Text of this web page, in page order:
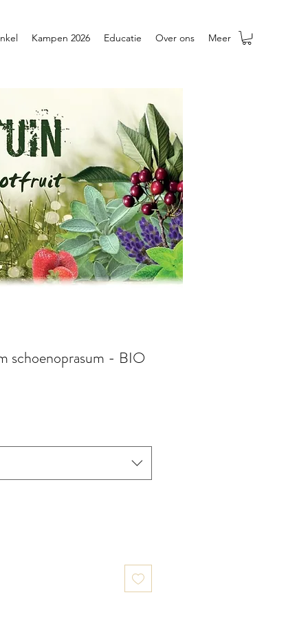
Kampen 2026 Educatie Over ons Meer
schoenoprasum - BIO